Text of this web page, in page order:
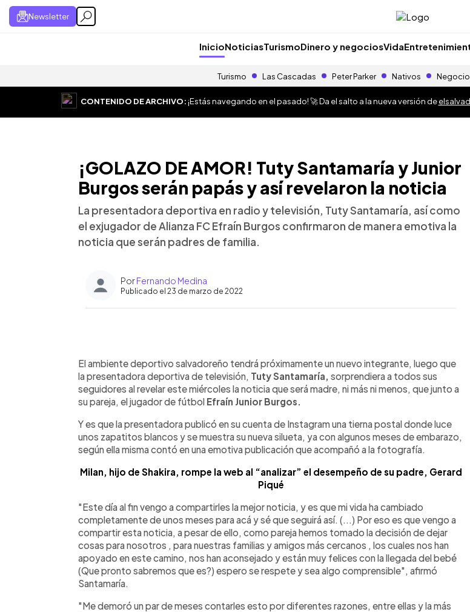
Newsletter
InicioNoticiasTurismoDinero y negociosVida
Turismo Las Cascadas Peter Parker Nativos
CONTENIDO DE ARCHIVO:¡Estás navegando en el pasado! 🚀 Da el salto a la nueva versión de
¡GOLAZO DE AMOR! Tuty Santamaría y Junior
Burgos serán papás y así revelaron la noticia
La presentadora deportiva en radio y televisión, Tuty Santamaría, así como
el exjugador de Alianza FC Efraín Burgos confirmaron de manera emotiva la
noticia que serán padres de familia.
PorFernando Medina
Publicado el 23 de marzo de 2022
► Escuchar artículo
El ambiente deportivo salvadoreño tendrá próximamente un nuevo integrante, luego que
la presentadora deportiva de televisión, Tuty Santamaría, sorprendiera a todos sus
seguidores al revelar este miércoles la noticia que será madre, ni más ni menos, que junto a
su pareja, el jugador de fútbol Efraín Junior Burgos.
Y es que la presentadora publicó en su cuenta de Instagram una tierna postal donde luce
unos zapatitos blancos y se muestra su nueva silueta, ya con algunos meses de embarazo,
según ella misma contó en una emotiva publicación que acompañó a la fotografía.
Milan, hijo de Shakira, rompe la web al “analizar” el desempeño de su padre, Gerard
Piqué
"Este día al fin vengo a compartirles la mejor noticia, y es que mi vida ha cambiado
completamente de unos meses para acá y sé que seguirá así. (...) Por eso es que vengo a
compartir esta noticia, a pesar de ello, como pareja hemos tomado la decisión de dejar
cosas para nosotros , para nuestras familias y amigos más cercanos , los cuales nos han
apoyado en este camino, nos han aconsejado y están muy felices con la llegada del bebé
(Que pronto sabremos que es?) espero se respete y sea algo comprensible", afirmó
Santamaría.
"Me demoró un par de meses contarles esto por diferentes razones, entre ellas y la más